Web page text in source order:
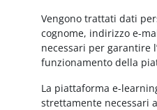
Vengono trattati dati
cognome, indirizzo e-
necessari per garantire
funzionamento della
La piattaforma e-
strettamente necessari